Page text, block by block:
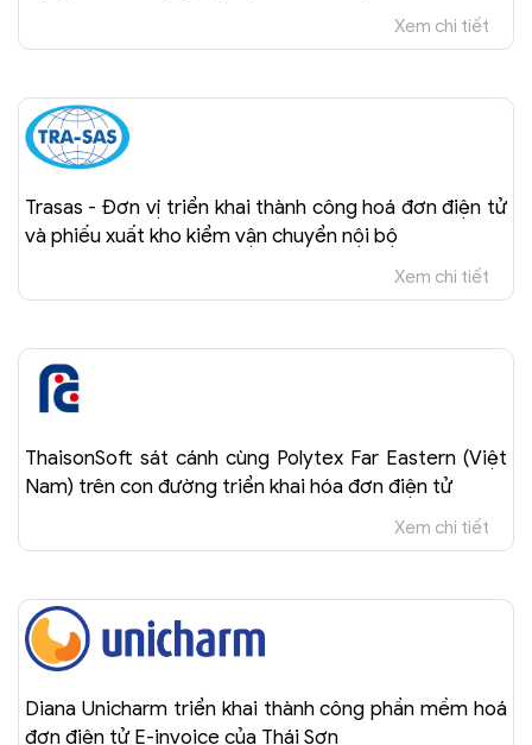
Xem chi tiết
Trasas - Đơn vị triển khai thành công hoá đơn điện tử
và phiếu xuất kho kiểm vận chuyển nội bộ
Xem chi tiết
ThaisonSoft sát cánh cùng Polytex Far Eastern (Việt
Nam) trên con đường triển khai hóa đơn điện tử
Xem chi tiết
Diana Unicharm triển khai thành công phần mềm hoá
đơn điện tử E-invoice của Thái Sơn